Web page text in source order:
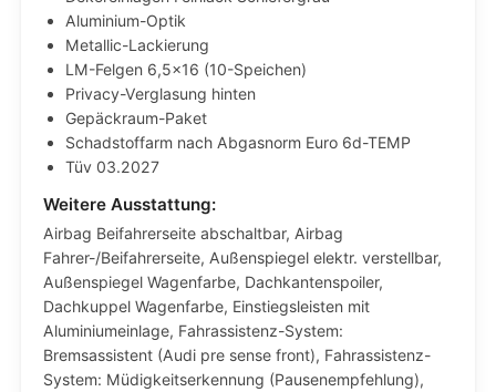
Aluminium-Optik
Metallic-Lackierung
LM-Felgen 6,5×16 (10-Speichen)
Privacy-Verglasung hinten
Gepäckraum-Paket
Schadstoffarm nach Abgasnorm Euro 6d-TEMP
Tüv 03.2027
Weitere Ausstattung:
Airbag Beifahrerseite abschaltbar, Airbag
Fahrer-/Beifahrerseite, Außenspiegel elektr. verstellbar,
Außenspiegel Wagenfarbe, Dachkantenspoiler,
Dachkuppel Wagenfarbe, Einstiegsleisten mit
Aluminiumeinlage, Fahrassistenz-System:
Bremsassistent (Audi pre sense front), Fahrassistenz-
System: Müdigkeitserkennung (Pausenempfehlung),